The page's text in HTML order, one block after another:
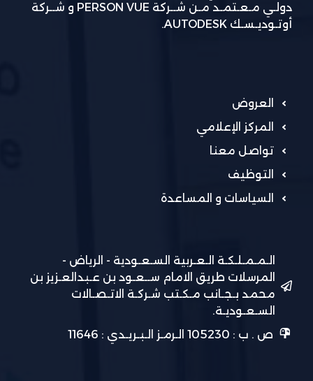
دولـي مـعـتمـد مـن شــركة PERSON VUE و شــركة
أوتـوديـسـك AUTODESK.
العروض
المركز الإعلامي
تواصل معنا
التوظيف
السياسات و المساعدة
الـمـمـلـكـة الـعـربية السـعـودية - الرياض -
المرسلات طريق الامام ســعـود بن عـبدالعـزيز بن
محمد بـجـانب مـكـتب شـركـة الاتـصـالات
السـعـوديـة.
ص . ب : 105230 الـرمـز الـبـريـدي : 11646